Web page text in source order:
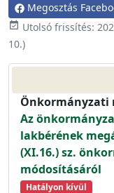
Megosztás
event_available Utolsó frissítés:
10.)
Önkormányzati
Az
lakbérének
(XI.16.) sz.
módosításáról
Hatályon kívül